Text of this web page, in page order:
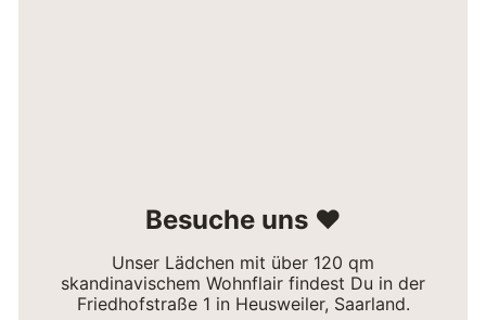
Besuche uns ❤
Unser Lädchen mit über 120 qm
skandinavischem Wohnflair findest Du in der
Friedhofstraße 1 in Heusweiler, Saarland.